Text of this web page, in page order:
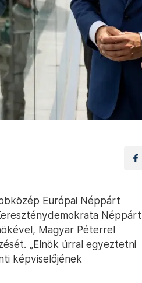
Európai Néppárt
Néppárt
Magyar Péterrel
„Elnök úrral egyeztetni
képviselőjének